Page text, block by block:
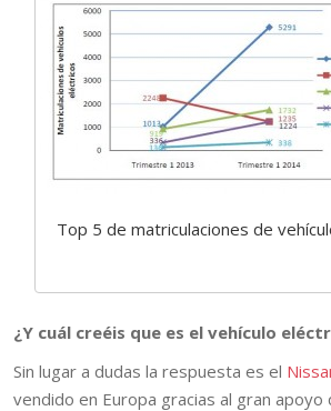
Top 5 de matriculaciones de
¿Y cuál creéis que es el vehículo
Sin lugar a dudas la respuesta es el
vendido en Europa gracias al gran